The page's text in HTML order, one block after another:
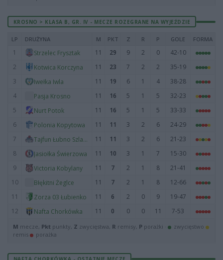
KROSNO > KLASA B, GR. IV - MECZE ROZEGRANE NA WYJEŹDZIE
LP DRUŻYNA M PKT Z R P GOLE FORMA
1 Strzelec Frysztak 11 29 9 2 0
42-10
2
Kotwica Korczyna 11 23 7 2 2
35-19
3
Iwełka Iwla 11 19 6 1 4
38-28
4
Pasja Krosno 11 16 5 1 5
32-23
5
Nurt Potok 11 16 5 1 5
33-33
6
Polonia Kopytowa 11 11 3 2 6
24-29
7
Tajfun Łubno Szlacheckie 11 11 3 2 6
21-23
8
Jasiołka Świerzowa 11 10 3 1 7
15-30
9
Victoria Kobylany 11 7 2 1 8
21-41
10
Błękitni Żeglce 11 7 2 1 8
12-66
11
Zorza 03 Łubienko 11 6 2 0 9
19-47
12
Nafta Chorkówka 11 0 0 0 11 7-53
M mecze, Pkt punkty, Z zwycięstwa, R remisy, P porażki ·
zwycięstwo
remis
porażka